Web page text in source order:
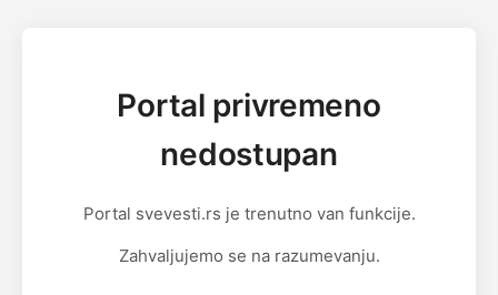
Portal privremeno
nedostupan
Portal svevesti.rs je trenutno van funkcije.
Zahvaljujemo se na razumevanju.